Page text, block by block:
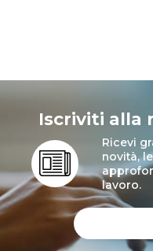
Iscriviti alla
Ricevi
novità,
lavoro.